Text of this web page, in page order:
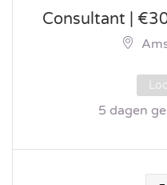
Consultant |
5 dagen